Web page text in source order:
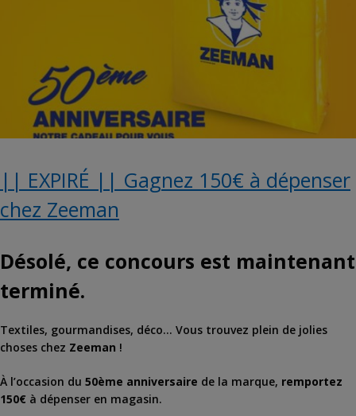
|| EXPIRÉ || Gagnez 150€ à dépenser
chez Zeeman
Désolé, ce concours est maintenant
terminé.
Textiles, gourmandises, déco… Vous trouvez plein de jolies
choses chez Zeeman !
À l’occasion du 50ème anniversaire de la marque, remportez
150€ à dépenser en magasin.